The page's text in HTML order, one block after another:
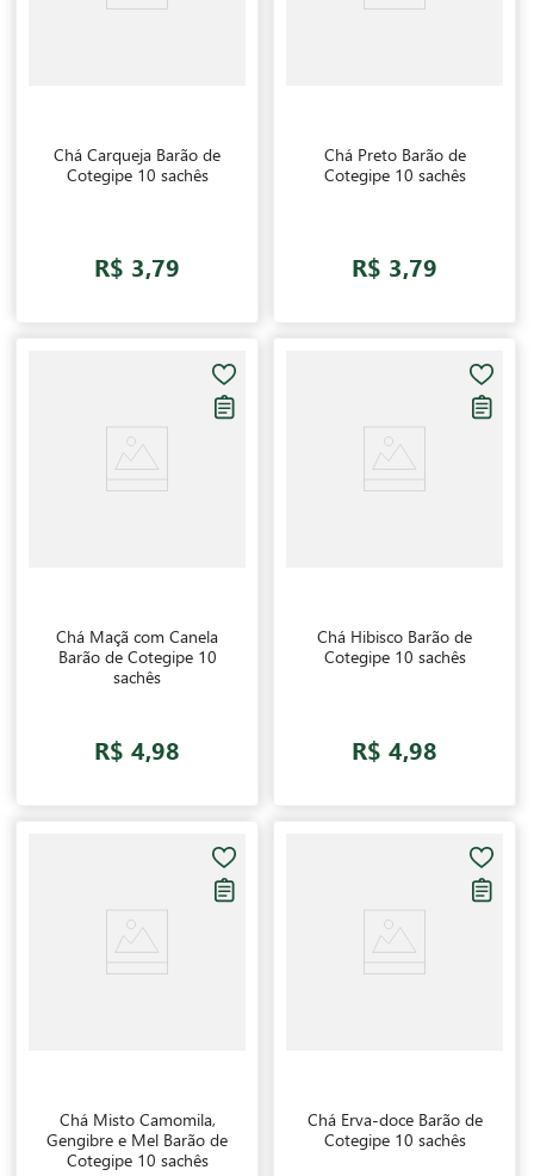
Chá Carqueja Barão de
Cotegipe 10 sachês
R$ 3,79
Chá Preto Barão de
Cotegipe 10 sachês
R$ 3,79
Chá Maçã com Canela
Barão de Cotegipe 10
sachês
R$ 4,98
Chá Hibisco Barão de
Cotegipe 10 sachês
R$ 4,98
Chá Misto Camomila,
Gengibre e Mel Barão de
Cotegipe 10 sachês
Chá Erva-doce Barão de
Cotegipe 10 sachês